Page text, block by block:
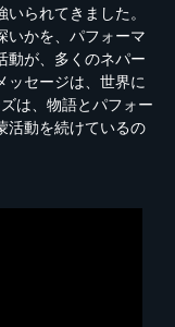
られてきました。
いかを、パフォーマ
動が、多くのネパー
ッセージは、世界に
は、物語とパフォー
活動を続けているの